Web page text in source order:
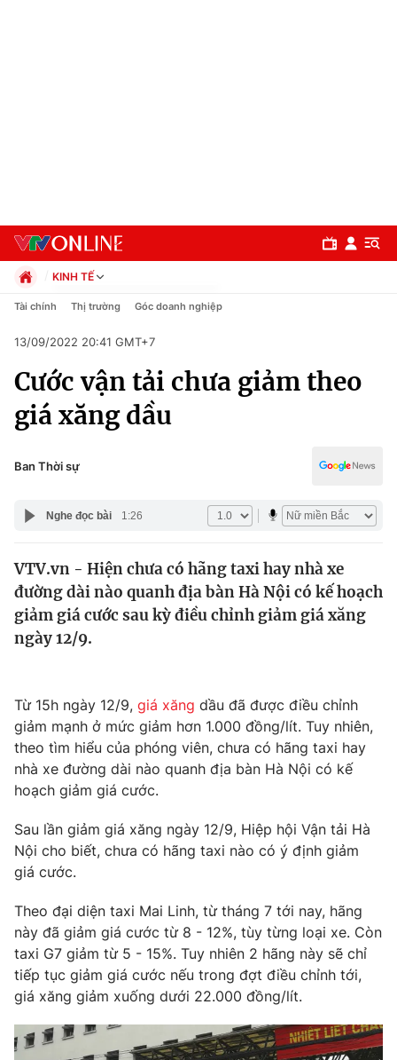
Chuyên mục
Chính trị
Pháp luật
Thế giới
Tin tức
Câu chuyện quốc tế
Tài chính
Thị trường
Góc doanh nghiệp
Dữ liệu và đời sống
Truyền hình
Phim VTV
Hậu trường
Nhân vật
Khán giả
Giải sao mai
Điện ảnh
Sao
Đời sống
Du lịch
Làm đẹp
Chất lượng cuộc sống
Giáo dục
Tuyển sinh
Học trực tuyến
Công nghệ
Hitech Công nghệ tương lai
Sản phẩm
Giao lưu trực tuyến
KINH TẾ
Chính trị
Pháp luật
Kinh tế
Thể thao
Truyền hình
Y tế
Công nghệ
Tài chính Thị trường Góc doanh nghiệp
13/09/2022 20:41 GMT+7
Cước vận tải chưa giảm theo
giá xăng dầu
Ban Thời sự
Nghe đọc bài 1:26
VTV.vn - Hiện chưa có hãng taxi hay nhà xe
đường dài nào quanh địa bàn Hà Nội có kế hoạch
giảm giá cước sau kỳ điều chỉnh giảm giá xăng
ngày 12/9.
Từ 15h ngày 12/9, giá xăng dầu đã được điều chỉnh
giảm mạnh ở mức giảm hơn 1.000 đồng/lít. Tuy nhiên,
theo tìm hiểu của phóng viên, chưa có hãng taxi hay
nhà xe đường dài nào quanh địa bàn Hà Nội có kế
hoạch giảm giá cước.
Sau lần giảm giá xăng ngày 12/9, Hiệp hội Vận tải Hà
Nội cho biết, chưa có hãng taxi nào có ý định giảm
giá cước.
Theo đại diện taxi Mai Linh, từ tháng 7 tới nay, hãng
này đã giảm giá cước từ 8 - 12%, tùy từng loại xe. Còn
taxi G7 giảm từ 5 - 15%. Tuy nhiên 2 hãng này sẽ chỉ
tiếp tục giảm giá cước nếu trong đợt điều chỉnh tới,
giá xăng giảm xuống dưới 22.000 đồng/lít.